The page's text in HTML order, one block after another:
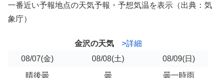
一番近い予報地点の天気予報・予想気温を表示（出典：気
象庁）
金沢の天気
>詳細
08/07(金) 08/08(土) 08/09(日)
晴後曇
曇 曇一時雨